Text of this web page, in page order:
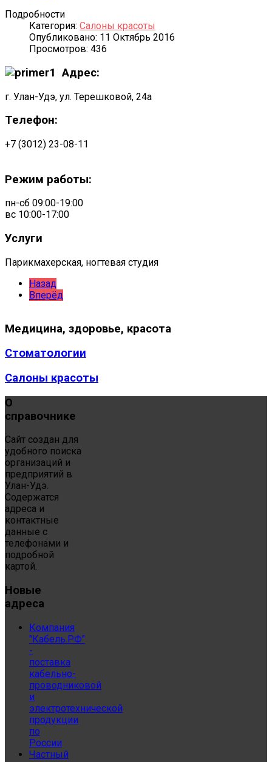
Подробности
Категория: Салоны красоты
Опубликовано: 11 Октябрь 2016
Просмотров: 436
Адрес:
г. Улан-Удэ, ул. Терешковой, 24а
Телефон:
+7 (3012) 23-08-11
Режим работы:
пн-сб 09:00-19:00
вс 10:00-17:00
Услуги
Парикмахерская, ногтевая студия
Назад
Вперёд
Медицина, здоровье, красота
Стоматологии
Салоны красоты
О
справочнике
Сайт создан для
удобного поиска
организаций и
предприятий в
Улан-Удэ.
Содержатся
адреса и
контактные
данные с
телефонами и
подробной
картой.
Новые
адреса
Компания
"Кабель.РФ"
-
поставка
кабельно-
проводниковой
и
электротехнической
продукции
по
России
Частный